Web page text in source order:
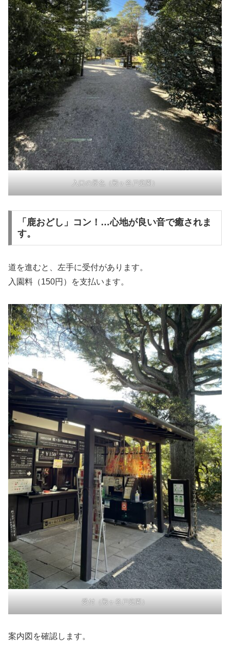
入口の景色（殿ヶ谷戸庭園）
「鹿おどし」コン！…心地が良い音で癒されま
す。
道を進むと、左手に受付があります。
入園料（150円）を支払います。
受付（殿ヶ谷戸庭園）
案内図を確認します。